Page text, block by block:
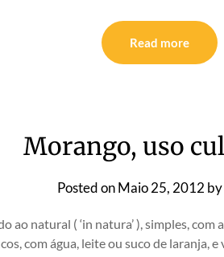
Read more
Morango, uso
Posted onMaio 25, 2012 by
ao natural ( ‘in natura’ ), simples, com
com água, leite ou suco de laranja,